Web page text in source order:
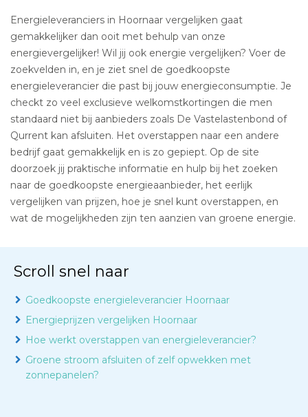
Energieleveranciers in Hoornaar vergelijken gaat
gemakkelijker dan ooit met behulp van onze
energievergelijker! Wil jij ook energie vergelijken? Voer de
zoekvelden in, en je ziet snel de goedkoopste
energieleverancier die past bij jouw energieconsumptie. Je
checkt zo veel exclusieve welkomstkortingen die men
standaard niet bij aanbieders zoals De Vastelastenbond of
Qurrent kan afsluiten. Het overstappen naar een andere
bedrijf gaat gemakkelijk en is zo gepiept. Op de site
doorzoek jij praktische informatie en hulp bij het zoeken
naar de goedkoopste energieaanbieder, het eerlijk
vergelijken van prijzen, hoe je snel kunt overstappen, en
wat de mogelijkheden zijn ten aanzien van groene energie.
Scroll snel naar
Goedkoopste energieleverancier Hoornaar
Energieprijzen vergelijken Hoornaar
Hoe werkt overstappen van energieleverancier?
Groene stroom afsluiten of zelf opwekken met
zonnepanelen?